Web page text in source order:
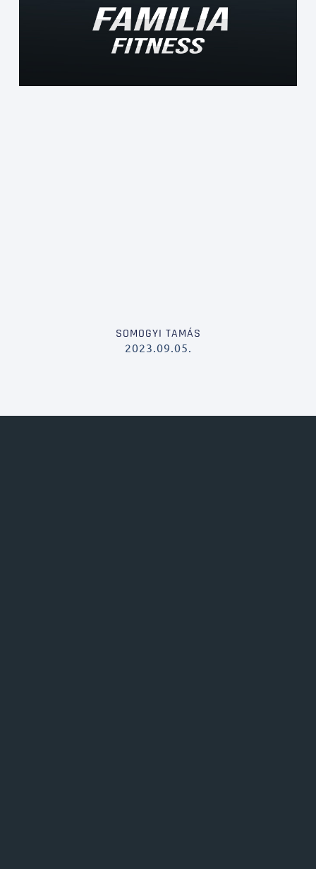
SOMOGYI TAMÁS
2023.09.05.